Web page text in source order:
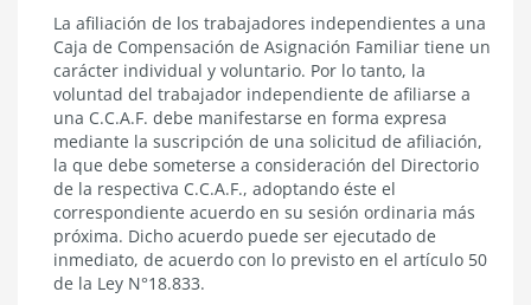
La afiliación de los trabajadores independientes a una
Caja de Compensación de Asignación Familiar tiene un
carácter individual y voluntario. Por lo tanto, la
voluntad del trabajador independiente de afiliarse a
una C.C.A.F. debe manifestarse en forma expresa
mediante la suscripción de una solicitud de afiliación,
la que debe someterse a consideración del Directorio
de la respectiva C.C.A.F., adoptando éste el
correspondiente acuerdo en su sesión ordinaria más
próxima. Dicho acuerdo puede ser ejecutado de
inmediato, de acuerdo con lo previsto en el artículo 50
de la Ley N°18.833.